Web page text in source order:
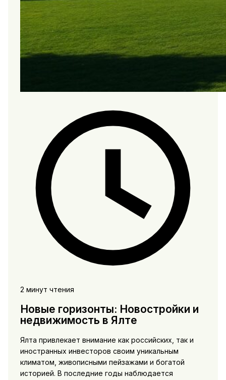
2 минут чтения
Новые горизонты: Новостройки и
недвижимость в Ялте
Ялта привлекает внимание как российских, так и
иностранных инвесторов своим уникальным
климатом, живописными пейзажами и богатой
историей. В последние годы наблюдается